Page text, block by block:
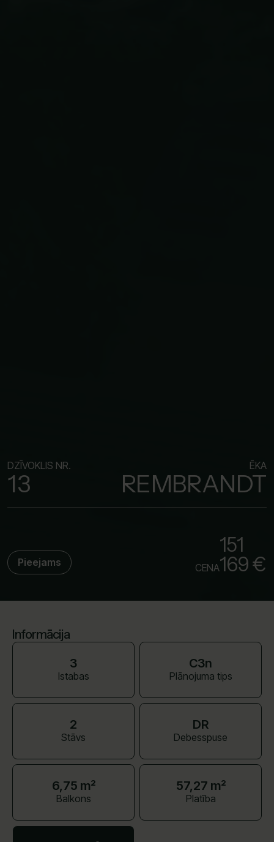
DZĪVOKLIS NR.
13
ĒKA
REMBRANDT
Pieejams CENA
151
169 €
Informācija
3
Istabas
C3n
Plānojuma tips
2
Stāvs
DR
Debesspuse
6,75 m²
Balkons
57,27 m²
Platība